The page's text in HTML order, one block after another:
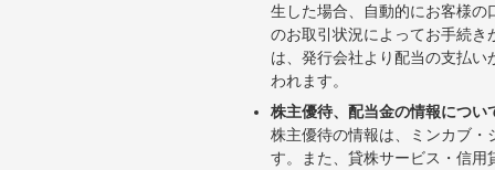
生した場合、自動的にお客様
のお取引状況によってお手続
は、発行会社より配当の支払
われます。
株主優待、配当金の情報につい
株主優待の情報は、ミンカブ
す。また、貸株サービス・信